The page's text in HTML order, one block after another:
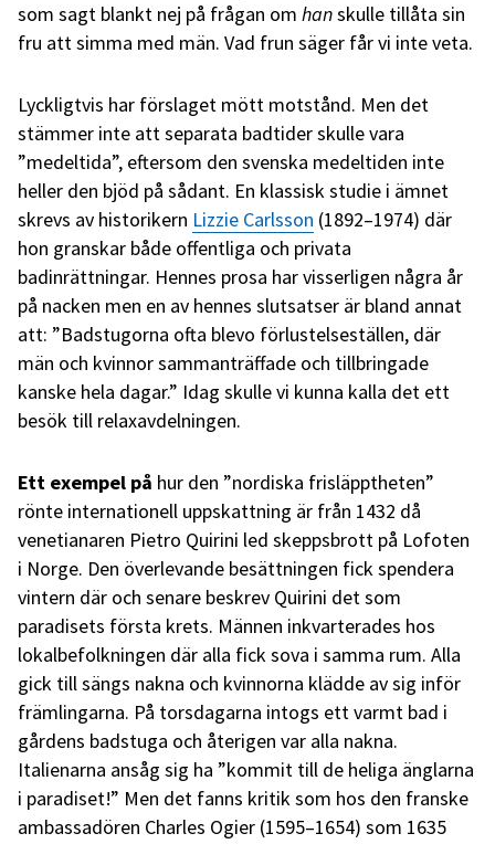
som sagt blankt nej på frågan om hanskulle tillåta sin
fru att simma med män. Vad frun säger får vi inte veta.
Lyckligtvis har förslaget mött motstånd. Men det
stämmer inte att separata badtider skulle vara
”medeltida”, eftersom den svenska medeltiden inte
heller den bjöd på sådant. En klassisk studie i ämnet
skrevs av historikern Lizzie Carlsson (1892–1974) där
hon granskar både offentliga och privata
badinrättningar. Hennes prosa har visserligen några år
på nacken men en av hennes slutsatser är bland annat
att: ”Badstugorna ofta blevo förlustelseställen, där
män och kvinnor sammanträffade och tillbringade
kanske hela dagar.” Idag skulle vi kunna kalla det ett
besök till relaxavdelningen.
Ett exempel på hur den ”nordiska frisläpptheten”
rönte internationell uppskattning är från 1432 då
venetianaren Pietro Quirini led skeppsbrott på Lofoten
i Norge. Den överlevande besättningen fick spendera
vintern där och senare beskrev Quirini det som
paradisets första krets. Männen inkvarterades hos
lokalbefolkningen där alla fick sova i samma rum. Alla
gick till sängs nakna och kvinnorna klädde av sig inför
främlingarna. På torsdagarna intogs ett varmt bad i
gårdens badstuga och återigen var alla nakna.
Italienarna ansåg sig ha ”kommit till de heliga änglarna
i paradiset!” Men det fanns kritik som hos den franske
ambassadören Charles Ogier (1595–1654) som 1635